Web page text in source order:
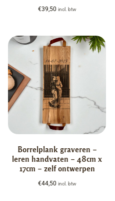
€39,50 incl. btw
Borrelplank graveren –
leren handvaten – 48cm x
17cm – zelf ontwerpen
€44,50 incl. btw